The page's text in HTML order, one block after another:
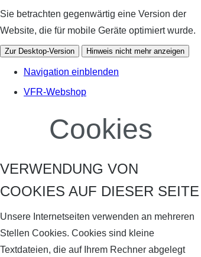
Sie betrachten gegenwärtig eine Version der
Website, die für mobile Geräte optimiert wurde.
Zur Desktop-Version Hinweis nicht mehr anzeigen
Navigation einblenden
VFR-Webshop
Cookies
VERWENDUNG VON
COOKIES AUF DIESER SEITE
Unsere Internetseiten verwenden an mehreren
Stellen Cookies. Cookies sind kleine
Textdateien, die auf Ihrem Rechner abgelegt